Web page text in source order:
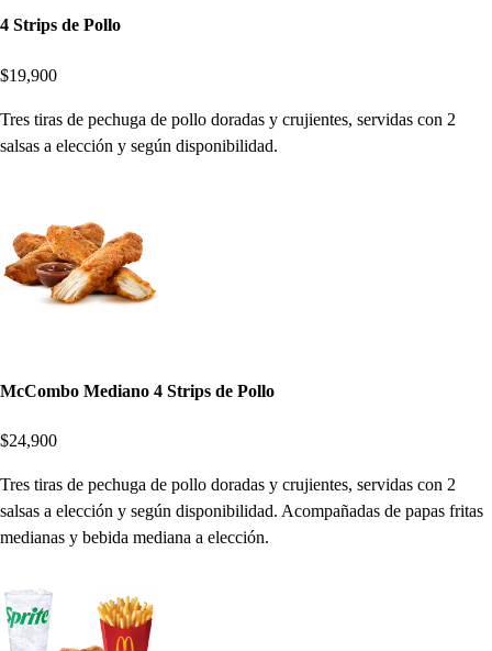
4 Strips de Pollo
$19,900
Tres tiras de pechuga de pollo doradas y crujientes, servidas con 2
salsas a elección y según disponibilidad.
McCombo Mediano 4 Strips de Pollo
$24,900
Tres tiras de pechuga de pollo doradas y crujientes, servidas con 2
salsas a elección y según disponibilidad. Acompañadas de papas fritas
medianas y bebida mediana a elección.